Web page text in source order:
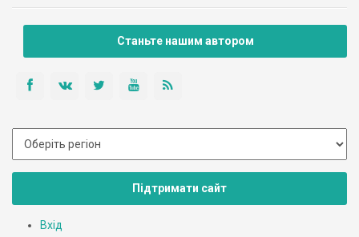
Станьте нашим автором
Підтримати сайт
Вхід